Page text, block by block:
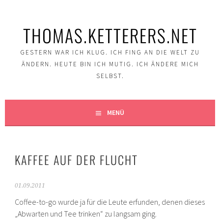
THOMAS.KETTERERS.NET
GESTERN WAR ICH KLUG. ICH FING AN DIE WELT ZU
ÄNDERN. HEUTE BIN ICH MUTIG. ICH ÄNDERE MICH
SELBST.
MENÜ
KAFFEE AUF DER FLUCHT
01.09.2011
Coffee-to-go wurde ja für die Leute erfunden, denen dieses
„Abwarten und Tee trinken“ zu langsam ging.